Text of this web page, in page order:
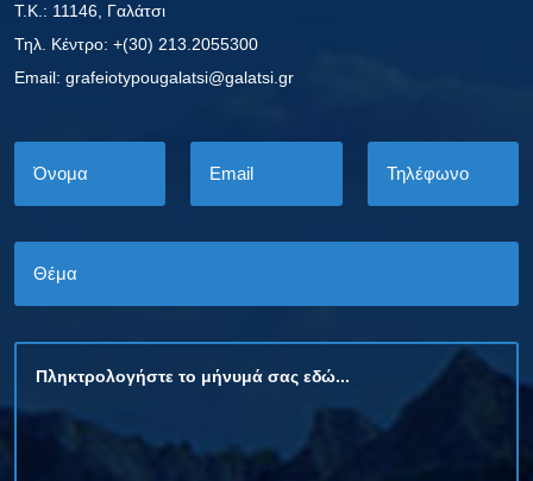
Τ.Κ.: 11146, Γαλάτσι
Τηλ. Κέντρο: +(30) 213.2055300
Εmail: grafeiotypougalatsi@galatsi.gr